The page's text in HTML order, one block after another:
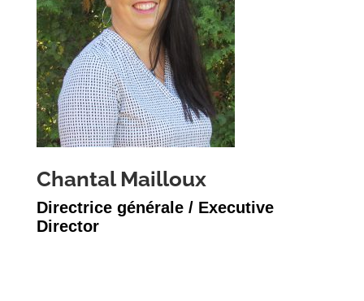
Chantal Mailloux
Directrice générale / Executive
Director